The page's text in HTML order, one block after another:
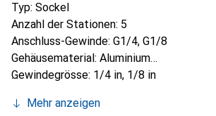
Typ: Sockel
Anzahl der Stationen: 5
Anschluss-Gewinde: G1/4, G1/8
Gehäusematerial: Aluminium
Gewindegrösse: 1/4 in, 1/8 in
Montagetyp: Sockel
Mehr anzeigen